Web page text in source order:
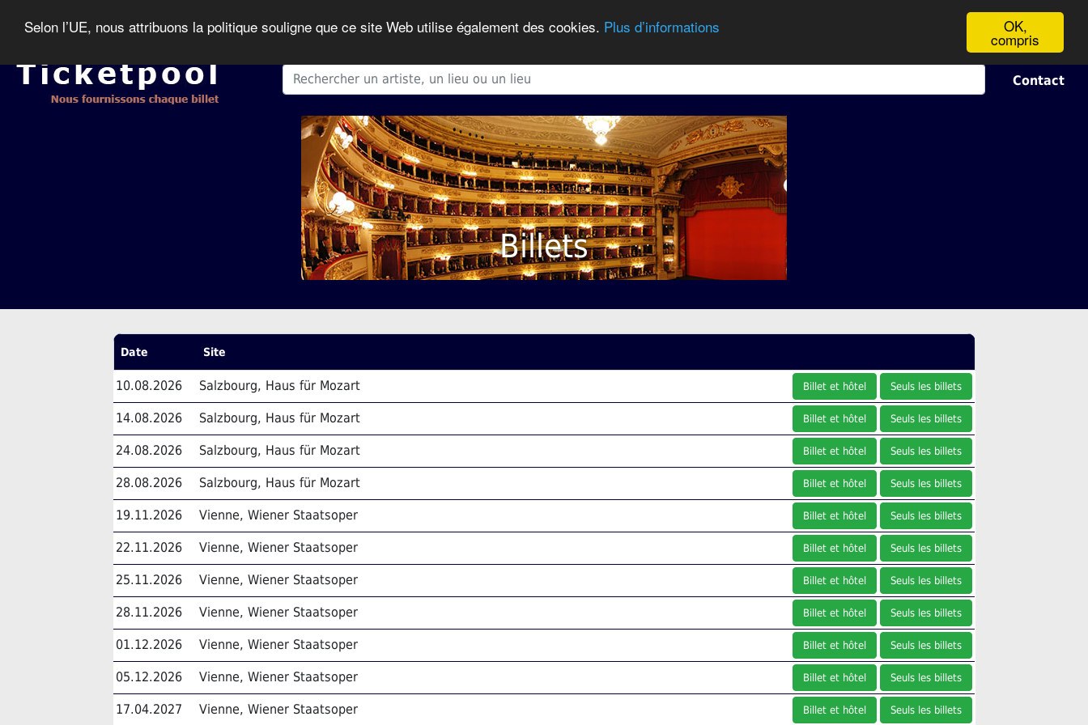
OK,
compris
Selon l’UE, nous attribuons la politique souligne que ce site Web utilise également des cookies. Plus d’informations
Contact
Billets
Date Site
10.08.2026 Salzbourg, Haus für Mozart Billet et hôtel Seuls les billets
14.08.2026 Salzbourg, Haus für Mozart Billet et hôtel Seuls les billets
24.08.2026 Salzbourg, Haus für Mozart Billet et hôtel Seuls les billets
28.08.2026 Salzbourg, Haus für Mozart Billet et hôtel Seuls les billets
19.11.2026 Vienne, Wiener Staatsoper Billet et hôtel Seuls les billets
22.11.2026 Vienne, Wiener Staatsoper Billet et hôtel Seuls les billets
25.11.2026 Vienne, Wiener Staatsoper Billet et hôtel Seuls les billets
28.11.2026 Vienne, Wiener Staatsoper Billet et hôtel Seuls les billets
01.12.2026 Vienne, Wiener Staatsoper Billet et hôtel Seuls les billets
05.12.2026 Vienne, Wiener Staatsoper Billet et hôtel Seuls les billets
17.04.2027 Vienne, Wiener Staatsoper Billet et hôtel Seuls les billets